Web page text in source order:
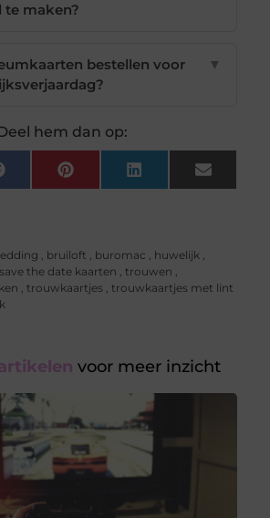
te maken?
bestellen voor
▼
hem dan op:
FacebookPinterest LinkedIn Email
, bruiloft , buromac , huwelijk,
save the date kaarten , trouwen ,
, trouwkaartjes, trouwkaartjes met lint
voor meer inzicht